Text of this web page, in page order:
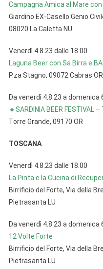
Campagna Amica al Mare
Giardino EX-Casello Genio
08020 La Caletta NU
Venerdì 4.8.23 dalle 18.00
Laguna Beer con Sa Birra e
P.za Stagno, 09072 Cabras OR
Da venerdì 4.8.23 a domenica
🔸SARDINIA BEER FESTIVAL –
Torre Grande, 09170 OR
TOSCANA
Venerdì 4.8.23 dalle 18.00
La Pinta e la Cucina di
Birrificio del Forte, Via della
Pietrasanta LU
Da venerdì 4.8.23 a domenica
12 Volte Forte
Birrificio del Forte, Via della
Pietrasanta LU